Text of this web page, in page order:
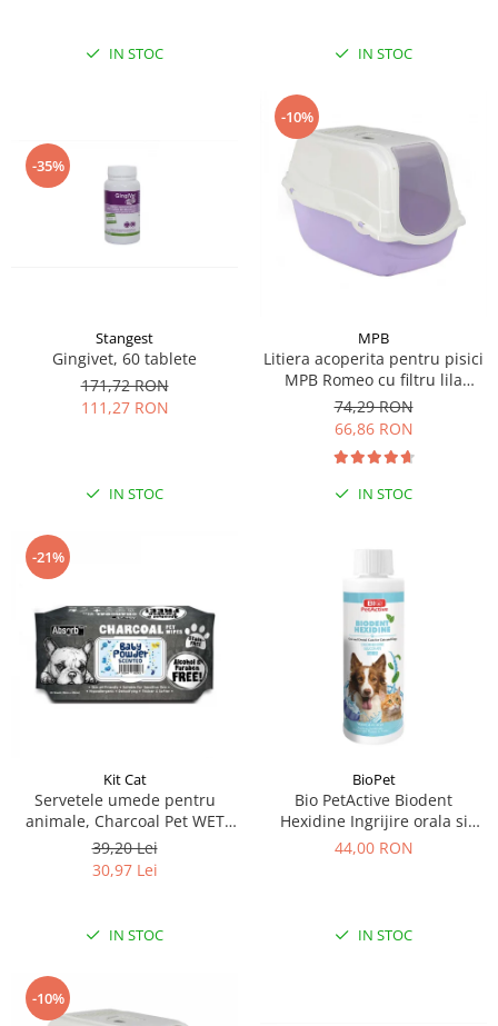
IN STOC IN STOC
-35%
Stangest
Gingivet, 60 tablete
171,72 RON
111,27 RON
IN STOC
-10%
MPB
Litiera acoperita pentru pisici
MPB Romeo cu filtru lila
57x39x41(h)cm
74,29 RON
66,86 RON
IN STOC
-21%
Kit Cat
Servetele umede pentru
animale, Charcoal Pet WET
Wipes, BABY POWDER- pachet
80 buc
39,20 Lei
30,97 Lei
IN STOC
BioPet
Bio PetActive Biodent
Hexidine Ingrijire orala si
dentara pentru caini si pisici
44,00 RON
IN STOC
-10%